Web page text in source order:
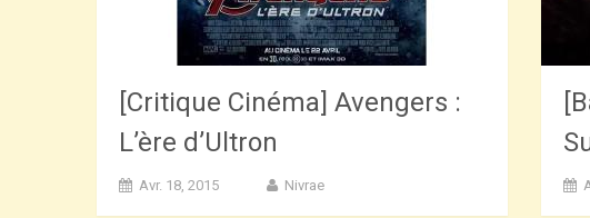
[Critique Cinéma] Avengers :
L’ère d’Ultron
Avr. 18, 2015 Nivrae